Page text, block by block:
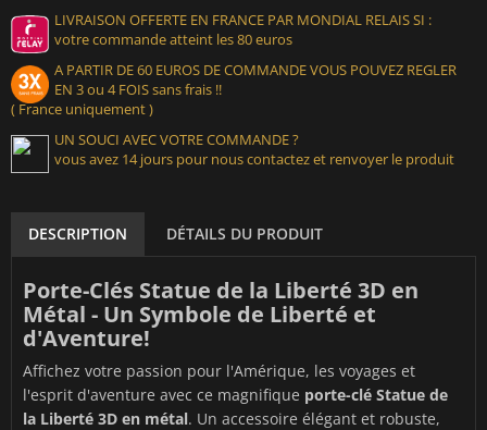
LIVRAISON OFFERTE EN FRANCE PAR MONDIAL RELAIS SI :
votre commande atteint les 80 euros
A PARTIR DE 60 EUROS DE COMMANDE VOUS POUVEZ REGLER
EN 3 ou 4 FOIS sans frais !!
( France uniquement )
UN SOUCI AVEC VOTRE COMMANDE ?
vous avez 14 jours pour nous contactez et renvoyer le produit
DESCRIPTION DÉTAILS DU PRODUIT
Porte-Clés Statue de la Liberté 3D en
Métal - Un Symbole de Liberté et
d'Aventure!
Affichez votre passion pour l'Amérique, les voyages et
l'esprit d'aventure avec ce magnifique porte-clé Statue de
la Liberté 3D en métal. Un accessoire élégant et robuste,